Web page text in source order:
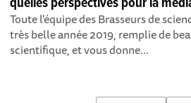
quelles perspectives pour la
Toute l'équipe des Brasseurs de
très belle année 2019, remplie de
scientifique, et vous donne...